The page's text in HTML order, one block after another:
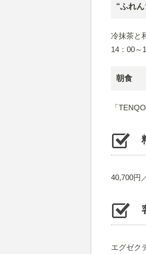
“ふれ
冷抹茶と
14：00～
朝食
「
40,700円
エグゼク